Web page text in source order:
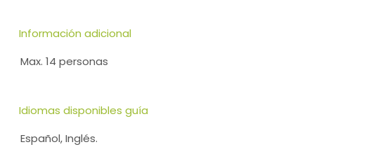
Información adicional
Max. 14 personas
Idiomas disponibles guía
Español, Inglés.